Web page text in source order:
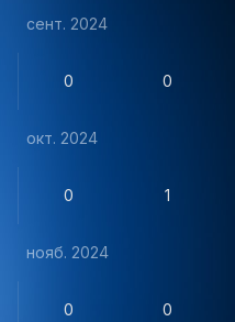
сент. 2024
0 0
окт. 2024
0 1
нояб. 2024
0 0